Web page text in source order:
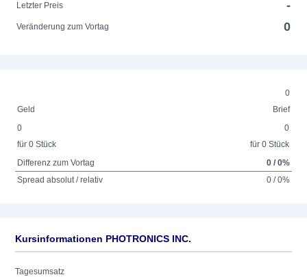
Letzter Preis
-
Veränderung zum Vortag 0
0
Geld
Brief
0
für 0 Stück
0
für 0 Stück
Differenz zum Vortag
0 / 0%
Spread absolut / relativ
0 / 0%
Kursinformationen PHOTRONICS INC.
Tagesumsatz